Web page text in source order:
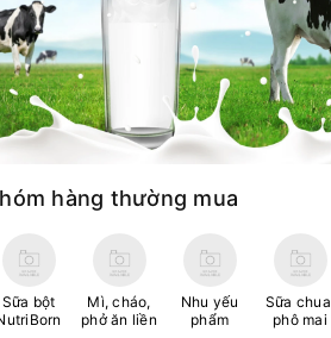
hàng thường mua
Sữa bột
Mì, cháo,
phở ăn liền
Nhu yếu
phẩm
Sữa
phô mai